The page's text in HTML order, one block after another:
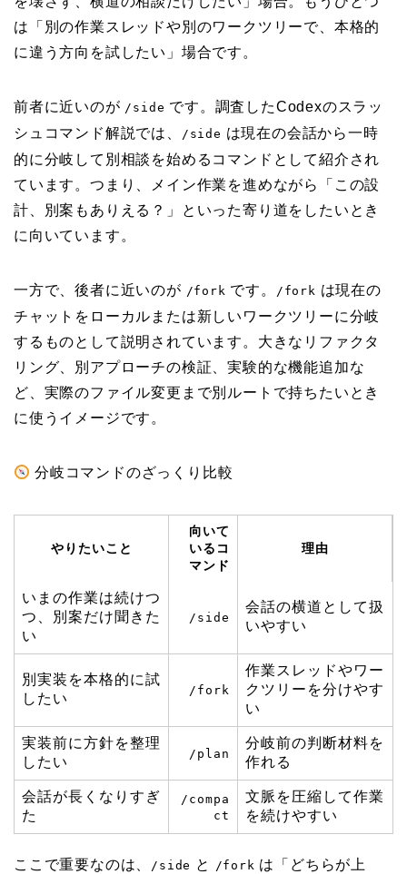
は「別の作業スレッドや別のワークツリーで、本格的
に違う方向を試したい」場合です。
前者に近いのが /side です。調査したCodexのスラッ
シュコマンド解説では、
/side は現在の会話から一時
的に分岐して別相談を始めるコマンドとして紹介され
ています。つまり、メイン作業を進めながら「この設
計、別案もありえる？」といった寄り道をしたいとき
に向いています。
一方で、後者に近いのが /fork です。 /fork は現在の
チャットをローカルまたは新しいワークツリーに分岐
するものとして説明されています。大きなリファクタ
リング、別アプローチの検証、実験的な機能追加な
ど、実際のファイル変更まで別ルートで持ちたいとき
に使うイメージです。
分岐コマンドのざっくり比較
やりたいこと
向いて
いるコ
マンド
理由
いまの作業は続けつ
つ、別案だけ聞きた
い
/side
会話の横道として扱
いやすい
別実装を本格的に試
したい
/fork
作業スレッドやワー
クツリーを分けやす
い
実装前に方針を整理
したい
/plan
分岐前の判断材料を
作れる
会話が長くなりすぎ
た
/compa
ct
文脈を圧縮して作業
を続けやすい
ここで重要なのは、 /side と /fork は「どちらが上